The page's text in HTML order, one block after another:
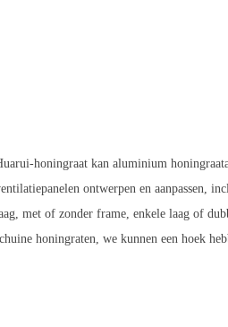
honingraat kan aluminium
ontwerpen en aanpassen,
met of zonder frame, enkele laag of
honingraten, we kunnen een hoek